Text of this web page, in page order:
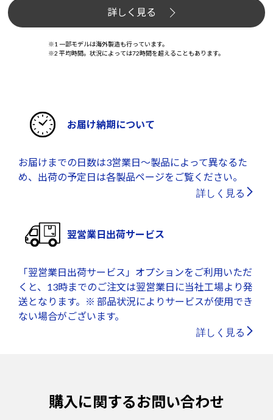
詳しく見る
※1 一部モデルは海外製造も行っています。
※2 平均時間。状況によっては72時間を超えることもあります。
お届け納期について
お届けまでの日数は3営業日～製品によって異なるた
め、出荷の予定日は各製品ページをご覧ください。
詳しく見る
翌営業日出荷サービス
「翌営業日出荷サービス」オプションをご利用いただ
くと、13時までのご注文は翌営業日に当社工場より発
送となります。※ 部品状況によりサービスが使用でき
ない場合がございます。
詳しく見る
購入に関するお問い合わせ